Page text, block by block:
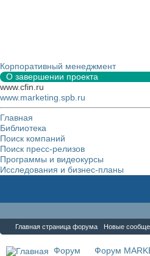
Корпоративный менеджмент
О завершении проекта
www.cfin.ru
www.marketing.spb.ru
Главная
Библиотека
Поиск компаний
Поиск пресс-релизов
Программы и видеокурсы
Исследования и бизнес-планы
Главная страница форума Новые
Форум Форум